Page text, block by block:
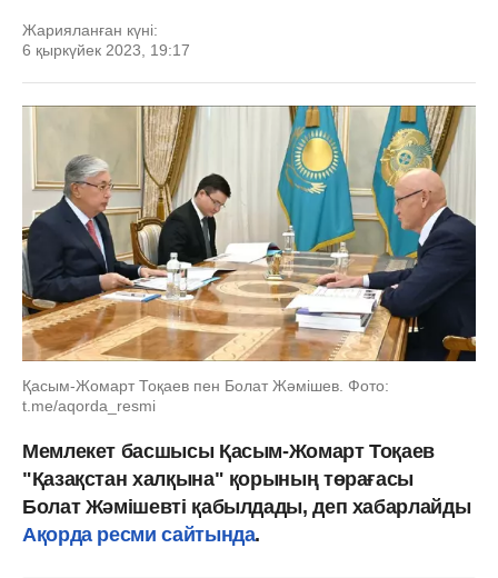
Жарияланған күні:
6 қыркүйек 2023, 19:17
Қасым-Жомарт Тоқаев пен Болат Жәмішев. Фото:
t.me/aqorda_resmi
Мемлекет басшысы Қасым-Жомарт Тоқаев
"Қазақстан халқына" қорының төрағасы
Болат Жәмішевті қабылдады, деп хабарлайды
Ақорда ресми сайтында.